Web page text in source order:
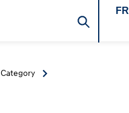
FR
Category